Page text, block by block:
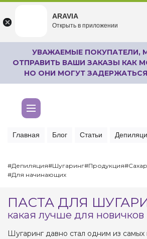
undefined
Бесплатноru.aravia.new
УВАЖАЕМЫЕ ПОКУПАТЕЛИ,
ОТПРАВИТЬ ВАШИ ЗАКАЗЫ КАК
НО ОНИ МОГУТ
Главная Блог Статьи
#Депиляция#Шугаринг#Продукция
#Для начинающих
ПАСТА ДЛЯ
какая лучше для новичков
Шугаринг давно стал одним из
ARAVIA
Открыть в приложении